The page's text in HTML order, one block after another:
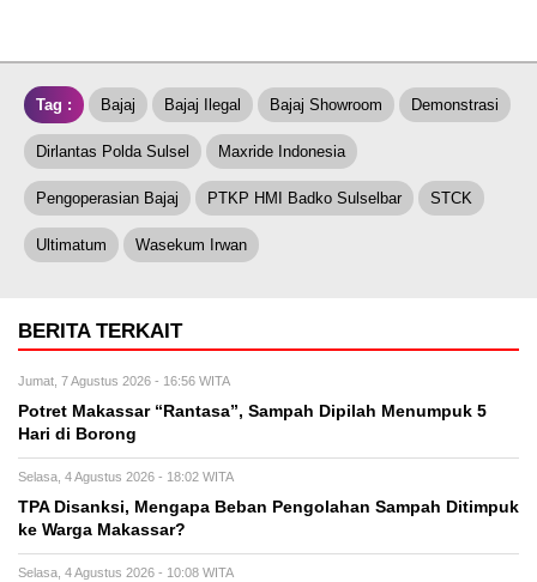
Tag : Bajaj Bajaj Ilegal Bajaj Showroom Demonstrasi
Dirlantas Polda Sulsel Maxride Indonesia
Pengoperasian Bajaj PTKP HMI Badko Sulselbar STCK
Ultimatum Wasekum Irwan
BERITA TERKAIT
Jumat, 7 Agustus 2026 - 16:56 WITA
Potret Makassar “Rantasa”, Sampah Dipilah Menumpuk 5
Hari di Borong
Selasa, 4 Agustus 2026 - 18:02 WITA
TPA Disanksi, Mengapa Beban Pengolahan Sampah Ditimpuk
ke Warga Makassar?
Selasa, 4 Agustus 2026 - 10:08 WITA